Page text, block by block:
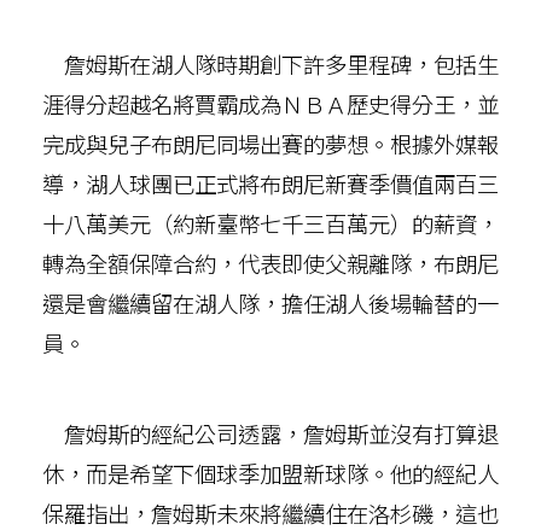
詹姆斯在湖人隊時期創下許多里程碑，包括生
涯得分超越名將賈霸成為ＮＢＡ歷史得分王，並
完成與兒子布朗尼同場出賽的夢想。根據外媒報
導，湖人球團已正式將布朗尼新賽季價值兩百三
十八萬美元（約新臺幣七千三百萬元）的薪資，
轉為全額保障合約，代表即使父親離隊，布朗尼
還是會繼續留在湖人隊，擔任湖人後場輪替的一
員。
詹姆斯的經紀公司透露，詹姆斯並沒有打算退
休，而是希望下個球季加盟新球隊。他的經紀人
保羅指出，詹姆斯未來將繼續住在洛杉磯，這也